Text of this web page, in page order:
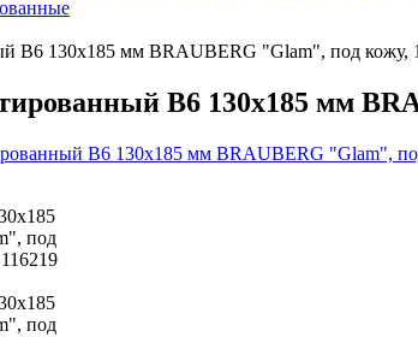
В6 130х185 мм BRAUBERG "Glam", под кожу,
В6 130х185 мм